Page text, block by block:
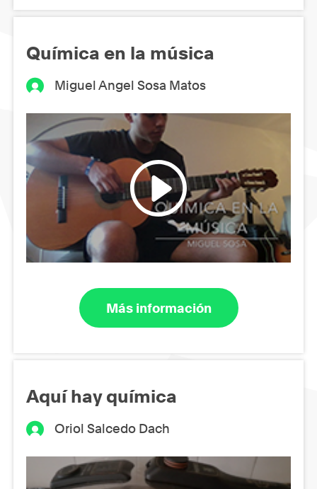
Química en la música
Miguel Angel Sosa Matos
Más información
Aquí hay química
Oriol Salcedo Dach